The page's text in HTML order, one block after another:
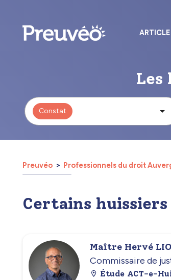
Les
Constat
Preuvéo Professionnels du droit
Certains
Maître Hervé
Commissaire de
Étude ACT-e-